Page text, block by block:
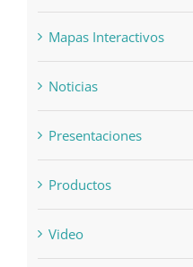
Mapas Interactivos
Noticias
Presentaciones
Productos
Video